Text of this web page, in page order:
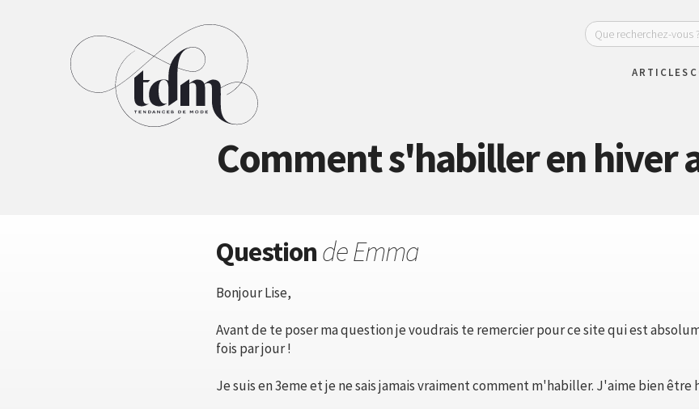
ARTICLES
Comment s'habiller en hiver
Questionde Emma
Bonjour Lise,
Avant de te poser ma question je voudrais te remercier pour ce site qui est
fois par jour !
Je suis en 3eme et je ne sais jamais vraiment comment m'habiller. J'aime bien être